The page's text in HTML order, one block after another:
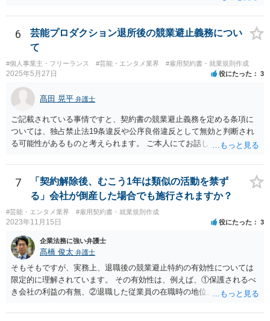
ます（実際、民法の原則では一方的な委任契約の解除には、必要に応
じて損害の補償をしなければならないと定められています。） ただ、
そこで「これはうちの定型書式なので変更できない」といった趣旨の
回答があれば、今後の信頼関係の構築を考えても、ご縁がなかったと
して契約を見送られた方が良いように思います。
6
芸能プロダクション退所後の競業避止義務につい
て
#個人事業主・フリーランス #芸能・エンタメ業界 #雇用契約書・就業規則作成
2025年5月27日 役にたった 3
髙田 晃平 弁護士
ご記載されている事情ですと、契約書の競業避止義務を定める条項に
ついては、独占禁止法19条違反や公序良俗違反として無効と判断され
る可能性があるものと考えられます。 ご本人にてお話しを進められる
で、弁護士を通じて交渉することも選択肢として取り得るかと思われ
ます。
7
「契約解除後、むこう1年は類似の活動を禁ず
る」会社が倒産した場合でも施行されますか？
#芸能・エンタメ業界 #雇用契約書・就業規則作成
2023年11月15日 役にたった 3
企業法務に強い弁護士
髙橋 俊太 弁護士
そもそもですが、実務上、退職後の競業避止特約の有効性については
限定的に理解されています。 その有効性は、例えば、①保護されるべ
き会社の利益の有無、②退職した従業員の在職時の地位、③地域的限
囲、⑥代償措置の有無といった判断要素によって検討されます。 いず